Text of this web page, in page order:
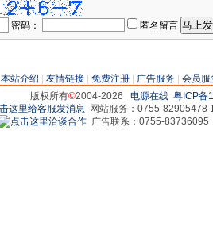
密码： 匿名留言
本站介绍 友情链接 免费注册 广告服务
会员服
版权所有©2004-2026 电源在线 粤ICP备
网站服务：0755-82905478
广告联系：0755-